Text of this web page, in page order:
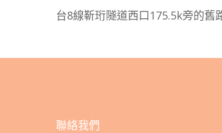
台8線靳珩隧道西口175.5k旁的
聯絡我們